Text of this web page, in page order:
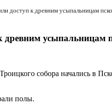
доступ к древним усыпальницам
усыпальницам
собора начались в
полы.